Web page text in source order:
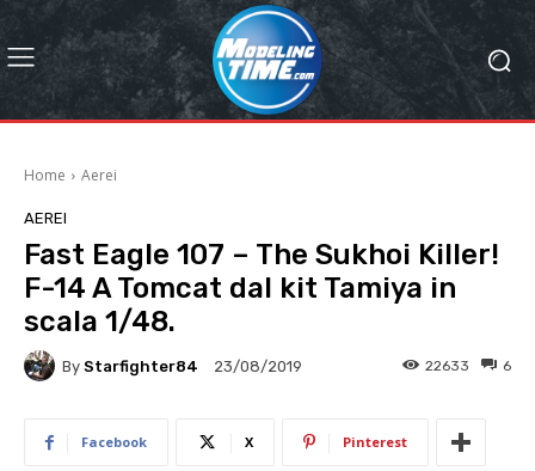
Home Aerei
AEREI
Fast Eagle 107 – The Sukhoi Killer!
F-14 A Tomcat dal kit Tamiya in
scala 1/48.
By Starfighter84 23/08/2019 6
22633
Facebook X Pinterest